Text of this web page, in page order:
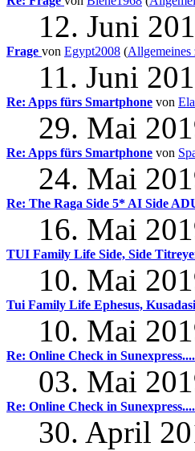
12. Juni
Frage von Egypt2008 (Allgemeines
11. Juni
Re: Apps fürs Smartphone von
29. Mai
Re: Apps fürs Smartphone von
24. Mai
Re: The Raga Side 5* AI Side
16. Mai
TUI Family Life Side, Side
10. Mai
Tui Family Life Ephesus,
10. Mai
Re: Online Check in
03. Mai
Re: Online Check in
30. April